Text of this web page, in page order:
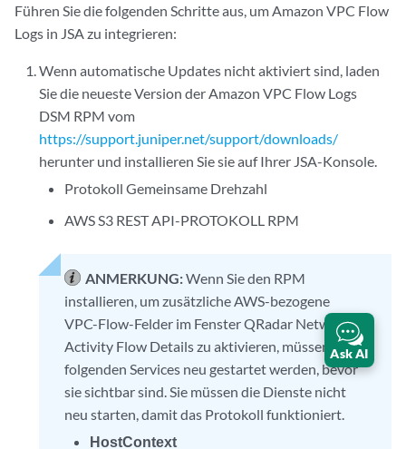
Führen Sie die folgenden Schritte aus, um Amazon VPC Flow
Logs in JSAzu integrieren:
Wenn automatische Updates nicht aktiviert sind, laden
Sie die neueste Version der Amazon VPC Flow Logs
DSM RPM vom
https://support.juniper.net/support/downloads/
herunter und installieren Sie sie auf Ihrer JSA-Konsole.
Protokoll Gemeinsame Drehzahl
AWS S3 REST API-PROTOKOLL RPM
ANMERKUNG:Wenn Sie den RPM
installieren, um zusätzliche AWS-bezogene
VPC-Flow-Felder im Fenster QRadar Network
Activity Flow Details zu aktivieren, müssen die
folgenden Services neu gestartet werden, bevor
sie sichtbar sind. Sie müssen die Dienste nicht
neu starten, damit das Protokoll funktioniert.
HostContext
Ask AI